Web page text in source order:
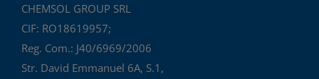
CHEMSOL GROUP SRL
CIF: RO18619957;
Reg. Com.: J40/6969/2006
Str. David Emmanuel 6A, S.1,